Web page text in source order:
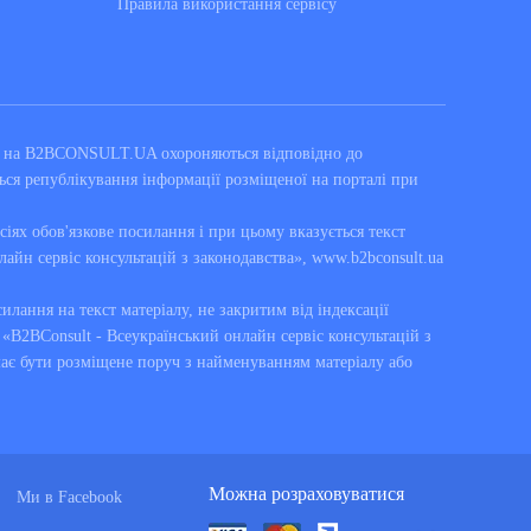
Правила використання сервiсу
B2BCONSULT.UA охороняються відповідно до
републікування інформації розміщеної на порталі при
обов'язкове посилання і при цьому вказується текст
сервіс консультацій з законодавства», www.b2bconsult.ua
на текст матеріалу, не закритим від індексації
- Всеукраїнський онлайн сервіс консультацій з
бути розміщене поруч з найменуванням матеріалу або
Ми в Facebook Можна розраховуватися